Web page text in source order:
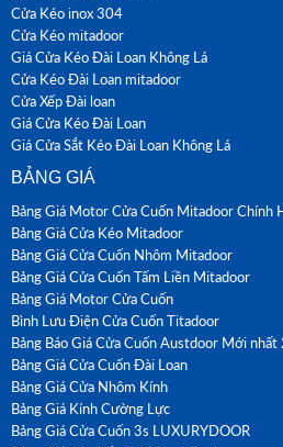
Cửa Kéo inox 304
Cửa Kéo mitadoor
Giá Cửa Kéo Đài Loan Không Lá
Cửa Kéo Đài Loan mitadoor
Cửa Xếp Đài loan
Giá Cửa Kéo Đài Loan
Giá Cửa Sắt Kéo Đài Loan Không Lá
BẢNG GIÁ
Bảng Giá Motor Cửa Cuốn Mitadoor Chính
Bảng Giá Cửa Kéo Mitadoor
Bảng Giá Cửa Cuốn Nhôm Mitadoor
Bảng Giá Cửa Cuốn Tấm Liền Mitadoor
Bảng Giá Motor Cửa Cuốn
Bình Lưu Điện Cửa Cuốn Titadoor
Bảng Báo Giá Cửa Cuốn Austdoor Mới
Bảng Giá Cửa Cuốn Đài Loan
Bảng Giá Cửa Nhôm Kính
Bảng Giá Kính Cường Lực
Bảng Giá Cửa Cuốn 3s LUXURYDOOR